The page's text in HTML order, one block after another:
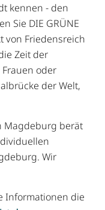
kennen - den
Sie DIE GRÜNE
von Friedensreich
Zeit der
oder
der Welt,
Magdeburg berät
Wir
Informationen die